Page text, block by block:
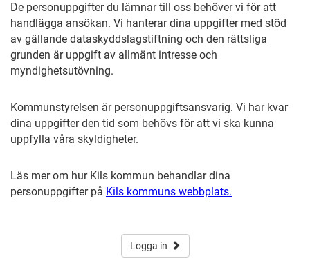
De personuppgifter du lämnar till oss behöver vi för att
handlägga ansökan. Vi hanterar dina uppgifter med stöd
av gällande dataskyddslagstiftning och den rättsliga
grunden är uppgift av allmänt intresse och
myndighetsutövning.
Kommunstyrelsen är personuppgiftsansvarig. Vi har kvar
dina uppgifter den tid som behövs för att vi ska kunna
uppfylla våra skyldigheter.
Läs mer om hur Kils kommun behandlar dina
personuppgifter på Kils kommuns webbplats.
Logga in